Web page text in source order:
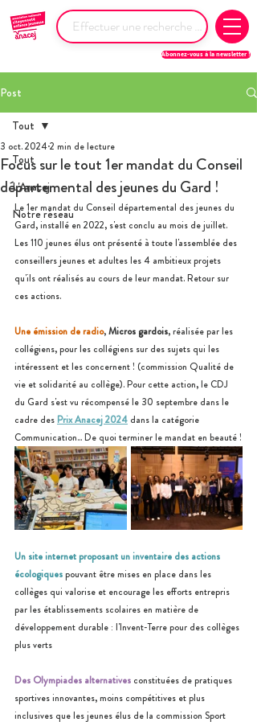
Abonnez-vous à la newsletter !
Post
Tout
L'Anacej
Notre réseau
Tout
Focus sur le tout 1er mandat du Conseil
départemental des jeunes du Gard !
3 oct. 2024 2 min de lecture
Le 1er mandat du Conseil départemental des jeunes du
Gard, installé en 2022, s'est conclu au mois de juillet.
Les 110 jeunes élus ont présenté à toute l'assemblée des
conseillers jeunes et adultes les 4 ambitieux projets
qu'ils ont réalisés au cours de leur mandat. Retour sur
ces actions.
Une émission de radio, Micros gardois, réalisée par les
collégiens, pour les collégiens sur des sujets qui les
intéressent et les concernent ! (commission Qualité de
vie et solidarité au collège). Pour cette action, le CDJ
du Gard s'est vu récompensé le 30 septembre dans le
cadre des Prix Anacej 2024 dans la catégorie
Communication... De quoi terminer le mandat en beauté !
Un site internet proposant un inventaire des actions
écologiques pouvant être mises en place dans les
collèges qui valorise et encourage les efforts entrepris
par les établissements scolaires en matière de
développement durable : l'Invent-Terre pour des collèges
plus verts
Des Olympiades alternatives constituées de pratiques
sportives innovantes, moins compétitives et plus
inclusives que les jeunes élus de la commission Sport